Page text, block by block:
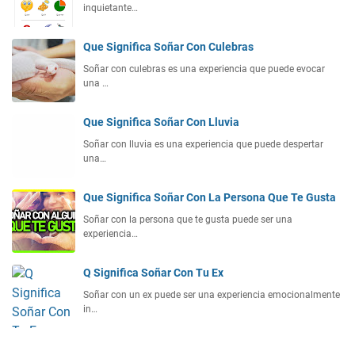
inquietante…
Que Significa Soñar Con Culebras
Soñar con culebras es una experiencia que puede evocar
una …
Que Significa Soñar Con Lluvia
Soñar con lluvia es una experiencia que puede despertar
una…
Que Significa Soñar Con La Persona Que Te Gusta
Soñar con la persona que te gusta puede ser una
experiencia…
Q Significa Soñar Con Tu Ex
Soñar con un ex puede ser una experiencia emocionalmente
in…